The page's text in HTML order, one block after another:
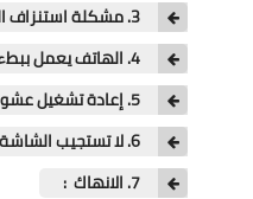
3. مشكلة استنزاف البطارية :
4. الهاتف يعمل ببطء شديد :
5. إعادة تشغيل عشوائي :
6. لا تستجيب الشاشة :
7. الانهاك :